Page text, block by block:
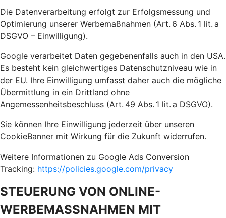
Die Datenverarbeitung erfolgt zur Erfolgsmessung und
Optimierung unserer Werbemaßnahmen (Art. 6 Abs. 1 lit. a
DSGVO – Einwilligung).
Google verarbeitet Daten gegebenenfalls auch in den USA.
Es besteht kein gleichwertiges Datenschutzniveau wie in
der EU. Ihre Einwilligung umfasst daher auch die mögliche
Übermittlung in ein Drittland ohne
Angemessenheitsbeschluss (Art. 49 Abs. 1 lit. a DSGVO).
Sie können Ihre Einwilligung jederzeit über unseren
CookieBanner mit Wirkung für die Zukunft widerrufen.
Weitere Informationen zu Google Ads Conversion
Tracking: https://policies.google.com/privacy
STEUERUNG VON ONLINE-
WERBEMASSNAHMEN MIT